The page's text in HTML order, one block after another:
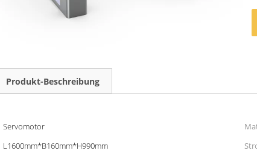
Produkt-Beschreibung
Servomotor
L1600mm*B160mm*H990mm